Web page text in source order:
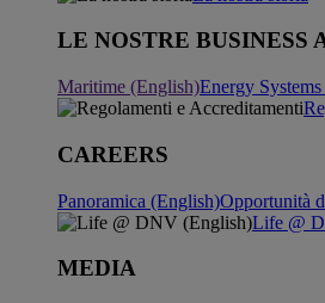
LE NOSTRE BUSINESS
Maritime (English)Energy
CAREERS
Panoramica (English)Opportunità
Life @
MEDIA